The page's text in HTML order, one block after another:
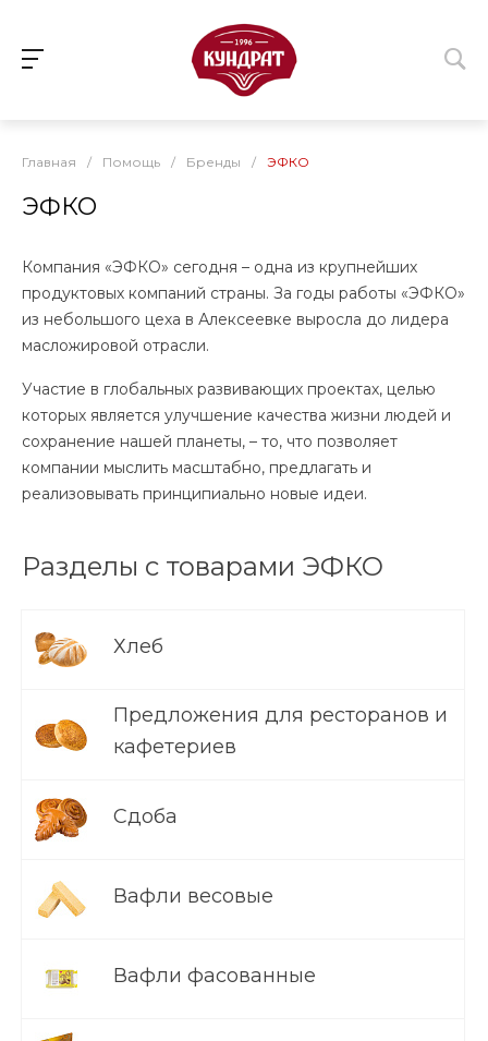
Главная / Помощь / Бренды / ЭФКО
ЭФКО
Компания «ЭФКО» сегодня – одна из крупнейших
продуктовых компаний страны. За годы работы «ЭФКО»
из небольшого цеха в Алексеевке выросла до лидера
масложировой отрасли.
Участие в глобальных развивающих проектах, целью
которых является улучшение качества жизни людей и
сохранение нашей планеты, – то, что позволяет
компании мыслить масштабно, предлагать и
реализовывать принципиально новые идеи.
Разделы с товарами ЭФКО
Хлеб
Предложения для ресторанов и
кафетериев
Сдоба
Вафли весовые
Вафли фасованные